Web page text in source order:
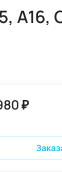
A16,
₽